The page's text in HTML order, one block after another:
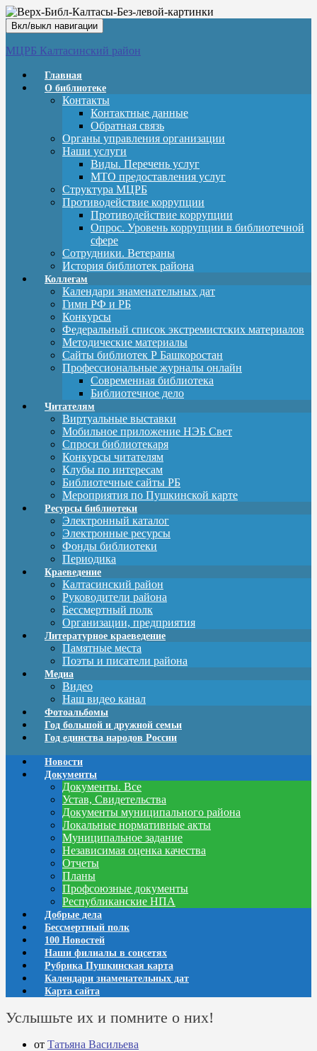
Вкл/выкл навигации
МЦРБ Калтасинский район
Главная
О библиотеке
Контакты
Контактные данные
Обратная связь
Органы управления организации
Наши услуги
Виды. Перечень услуг
МТО предоставления услуг
Структура МЦРБ
Противодействие коррупции
Противодействие коррупции
Опрос. Уровень коррупции в библиотечной
сфере
Сотрудники. Ветераны
История библиотек района
Коллегам
Календари знаменательных дат
Гимн РФ и РБ
Конкурсы
Федеральный список экстремистских материалов
Методические материалы
Сайты библиотек Р Башкоростан
Профессиональные журналы онлайн
Современная библиотека
Библиотечное дело
Читателям
Виртуальные выставки
Мобильное приложение НЭБ Свет
Спроси библиотекаря
Конкурсы читателям
Клубы по интересам
Библиотечные сайты РБ
Мероприятия по Пушкинской карте
Ресурсы библиотеки
Электронный каталог
Электронные ресурсы
Фонды библиотеки
Периодика
Краеведение
Калтасинский район
Руководители района
Бессмертный полк
Организации, предприятия
Литературное краеведение
Памятные места
Поэты и писатели района
Медиа
Видео
Наш видео канал
Фотоальбомы
Год большой и дружной семьи
Год единства народов России
Новости
Документы
Документы. Все
Устав, Свидетельства
Документы муниципального района
Локальные нормативные акты
Муниципальное задание
Независимая оценка качества
Отчеты
Планы
Профсоюзные документы
Республиканские НПА
Добрые дела
Бессмертный полк
100 Новостей
Наши филиалы в соцсетях
Рубрика Пушкинская карта
Календари знаменательных дат
Карта сайта
Услышьте их и помните о них!
от Татьяна Васильева